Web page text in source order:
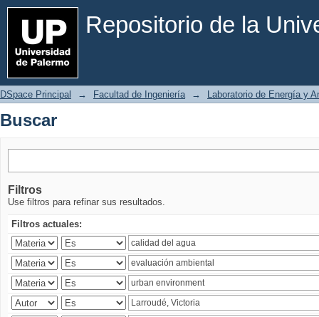
Repositorio de la
Buscar
DSpace Principal → Facultad de Ingeniería → Laboratorio de Energía y
Buscar
Filtros
Use filtros para refinar sus resultados.
Filtros actuales: